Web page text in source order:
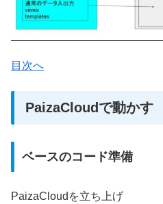
目次へ
PaizaCloudで動かす
ベースのコード準備
PaizaCloudを立ち上げ